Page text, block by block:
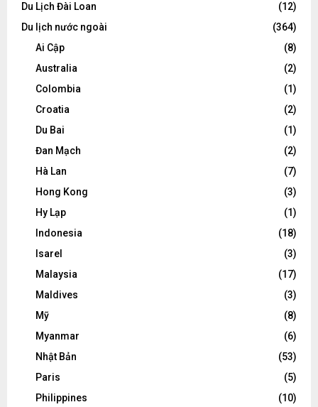
Du Lịch Đài Loan
(12)
Du lịch nước ngoài
(364)
Ai Cập
(8)
Australia
(2)
Colombia
(1)
Croatia
(2)
Du Bai
(1)
Đan Mạch
(2)
Hà Lan
(7)
Hong Kong
(3)
Hy Lạp
(1)
Indonesia
(18)
Isarel
(3)
Malaysia
(17)
Maldives
(3)
Mỹ
(8)
Myanmar
(6)
Nhật Bản
(53)
Paris
(5)
Philippines
(10)